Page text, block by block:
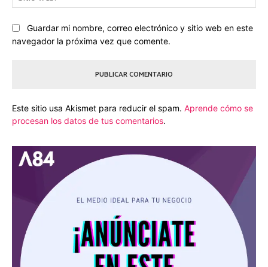
Guardar mi nombre, correo electrónico y sitio web en este
navegador la próxima vez que comente.
Este sitio usa Akismet para reducir el spam. Aprende cómo se
procesan los datos de tus comentarios.